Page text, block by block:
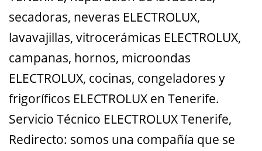
secadoras, neveras ELECTROLUX,
lavavajillas, vitrocerámicas ELECTROLUX,
campanas, hornos, microondas
ELECTROLUX, cocinas, congeladores y
frigoríficos ELECTROLUX en Tenerife.
Servicio Técnico ELECTROLUX Tenerife,
Redirecto: somos una compañía que se